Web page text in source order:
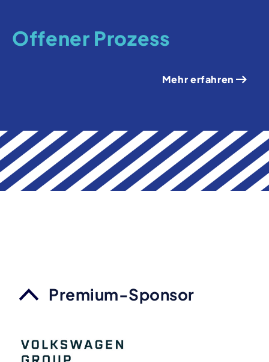
Offener Prozess
Mehr erfahren
Premium-Sponsor